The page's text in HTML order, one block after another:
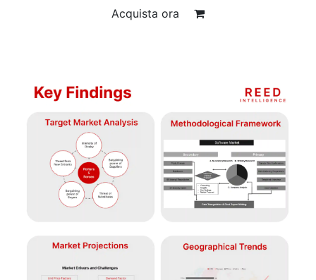
Acquista ora